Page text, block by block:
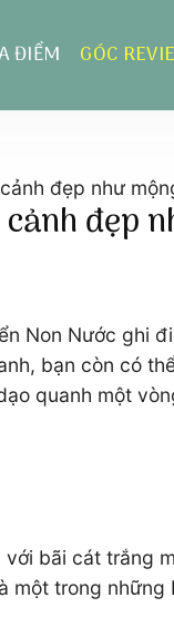
ĐIỂM GÓC
đẹp như
đẹp
Non Nước ghi
bạn còn có
quanh một
bãi cát trắng
trong